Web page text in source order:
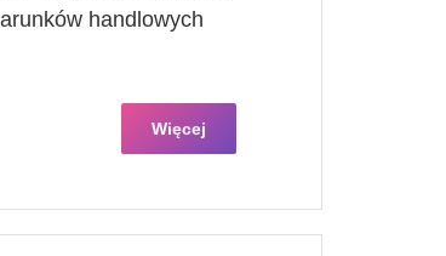
handlowych
Więcej